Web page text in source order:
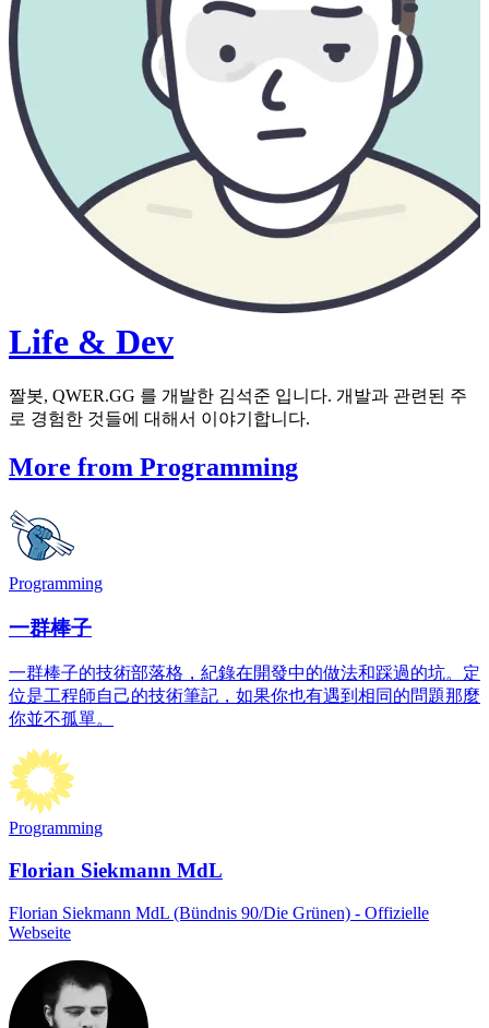
Life & Dev
짤봇, QWER.GG 를 개발한 김석준 입니다. 개발과 관련된 주
로 경험한 것들에 대해서 이야기합니다.
More from Programming
Programming
一群棒子
一群棒子的技術部落格，紀錄在開發中的做法和踩過的坑。定
位是工程師自己的技術筆記，如果你也有遇到相同的問題那麼
你並不孤單。
Programming
Florian Siekmann MdL
Florian Siekmann MdL (Bündnis 90/Die Grünen) - Offizielle
Webseite